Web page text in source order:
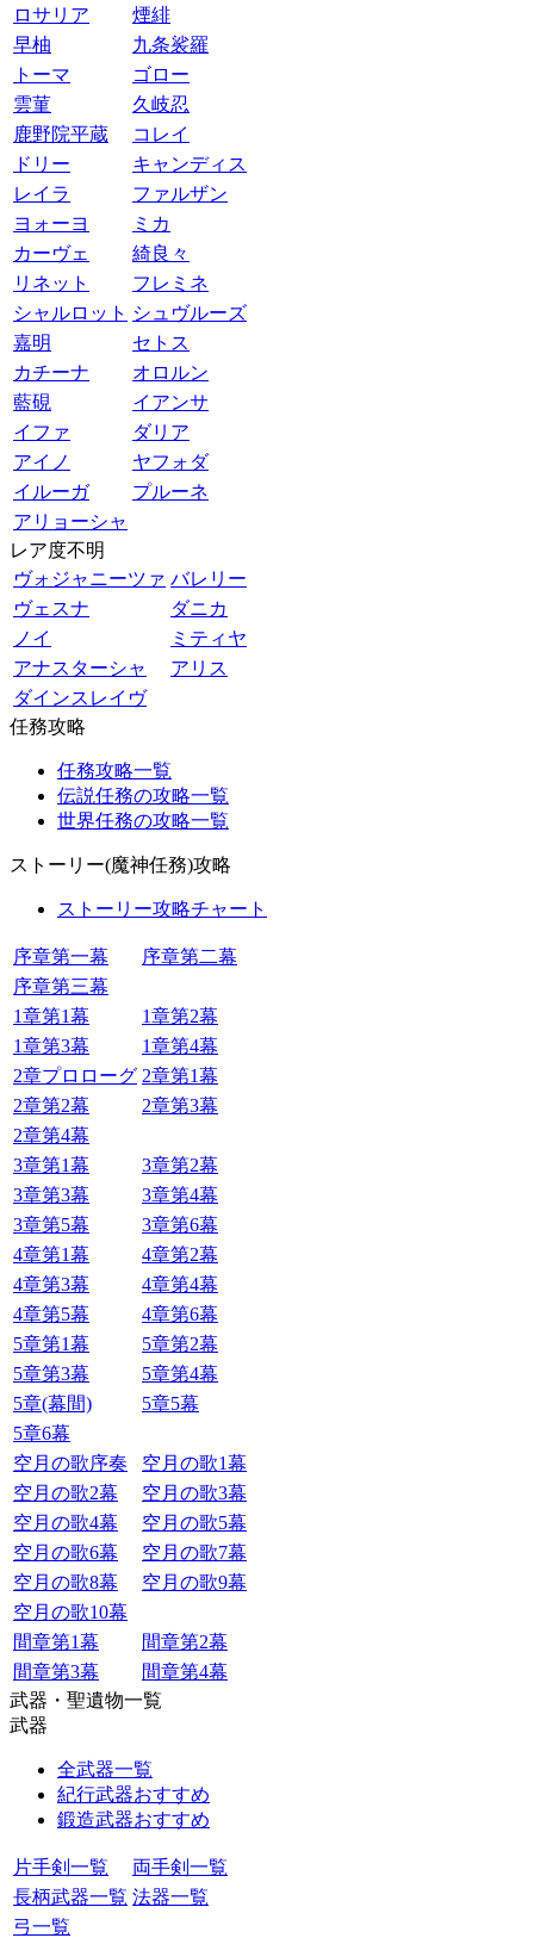
ロサリア
煙緋
早柚
九条裟羅
トーマ
ゴロー
雲菫
久岐忍
鹿野院平蔵
コレイ
ドリー
キャンディス
レイラ
ファルザン
ヨォーヨ
ミカ
カーヴェ
綺良々
リネット
フレミネ
シャルロット シュヴルーズ
嘉明
セトス
カチーナ
オロルン
藍硯
イアンサ
イファ
ダリア
アイノ
ヤフォダ
イルーガ
プルーネ
アリョーシャ
レア度不明
ヴォジャニーツァ バレリー
ヴェスナ
ダニカ
ノイ
ミティヤ
アナスターシャ
アリス
ダインスレイヴ
任務攻略
任務攻略一覧
伝説任務の攻略一覧
世界任務の攻略一覧
ストーリー(魔神任務)攻略
ストーリー攻略チャート
序章第一幕
序章第二幕
序章第三幕
1章第1幕
1章第2幕
1章第3幕
1章第4幕
2章プロローグ 2章第1幕
2章第2幕
2章第3幕
2章第4幕
3章第1幕
3章第2幕
3章第3幕
3章第4幕
3章第5幕
3章第6幕
4章第1幕
4章第2幕
4章第3幕
4章第4幕
4章第5幕
4章第6幕
5章第1幕
5章第2幕
5章第3幕
5章第4幕
5章(幕間)
5章5幕
5章6幕
空月の歌序奏
空月の歌1幕
空月の歌2幕
空月の歌3幕
空月の歌4幕
空月の歌5幕
空月の歌6幕
空月の歌7幕
空月の歌8幕
空月の歌9幕
空月の歌10幕
間章第1幕
間章第2幕
間章第3幕
間章第4幕
武器・聖遺物一覧
武器
全武器一覧
紀行武器おすすめ
鍛造武器おすすめ
片手剣一覧
両手剣一覧
長柄武器一覧 法器一覧
弓一覧